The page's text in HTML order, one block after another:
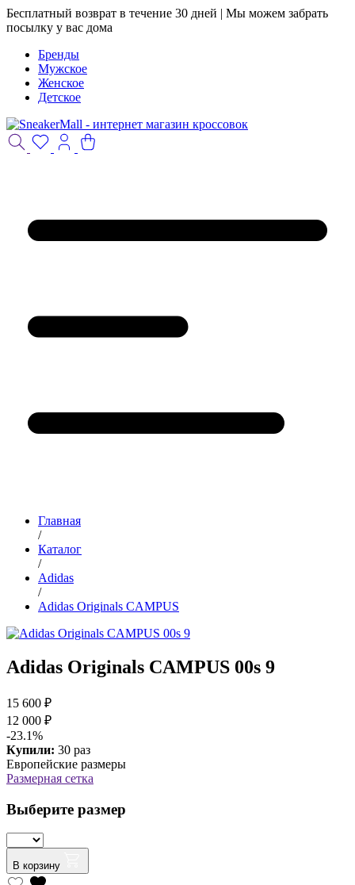
Бесплатный возврат в течение 30 дней | Мы можем забрать
посылку у вас дома
Бренды
Мужское
Женское
Детское
Главная
/
Каталог
/
Adidas
/
Adidas Originals CAMPUS
Adidas Originals CAMPUS 00s 9
15 600 ₽
12 000 ₽
-23.1%
Купили: 30 раз
Европейские размеры
Размерная сетка
Выберите размер
В корзину